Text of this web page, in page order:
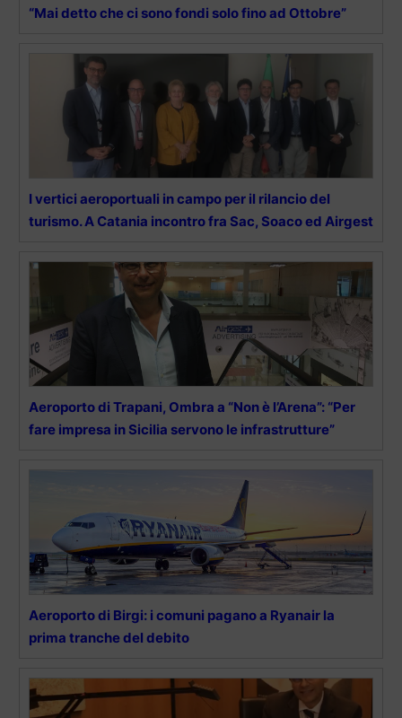
“Mai detto che ci sono fondi solo fino ad Ottobre”
I vertici aeroportuali in campo per il rilancio del
turismo. A Catania incontro fra Sac, Soaco ed Airgest
Aeroporto di Trapani, Ombra a “Non è l’Arena”: “Per
fare impresa in Sicilia servono le infrastrutture”
Aeroporto di Birgi: i comuni pagano a Ryanair la
prima tranche del debito